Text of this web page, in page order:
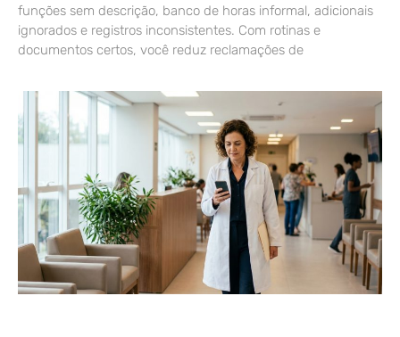
funções sem descrição, banco de horas informal, adicionais
ignorados e registros inconsistentes. Com rotinas e
documentos certos, você reduz reclamações de